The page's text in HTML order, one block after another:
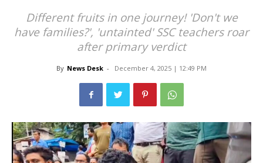
Different fruits in one journey! 'Don't we
have families?', 'untainted' SSC teachers roar
after primary verdict
By News Desk - December 4, 2025 | 12:49 PM